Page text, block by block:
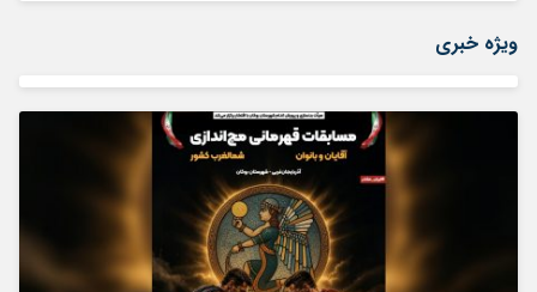
ویژه خبری